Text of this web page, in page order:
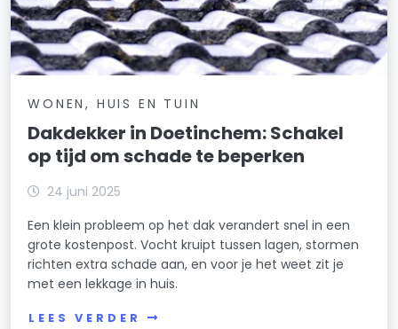
WONEN, HUIS EN TUIN
Dakdekker in Doetinchem: Schakel
op tijd om schade te beperken
24 juni 2025
Een klein probleem op het dak verandert snel in een
grote kostenpost. Vocht kruipt tussen lagen, stormen
richten extra schade aan, en voor je het weet zit je
met een lekkage in huis.
LEES VERDER